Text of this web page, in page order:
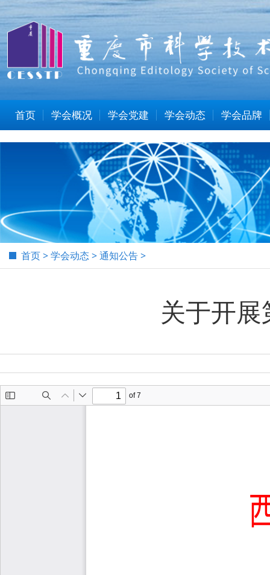
首页 学会概况 学会党建 学会动态 学会品牌
当
首页>学会动态>通知公告>
关于开展